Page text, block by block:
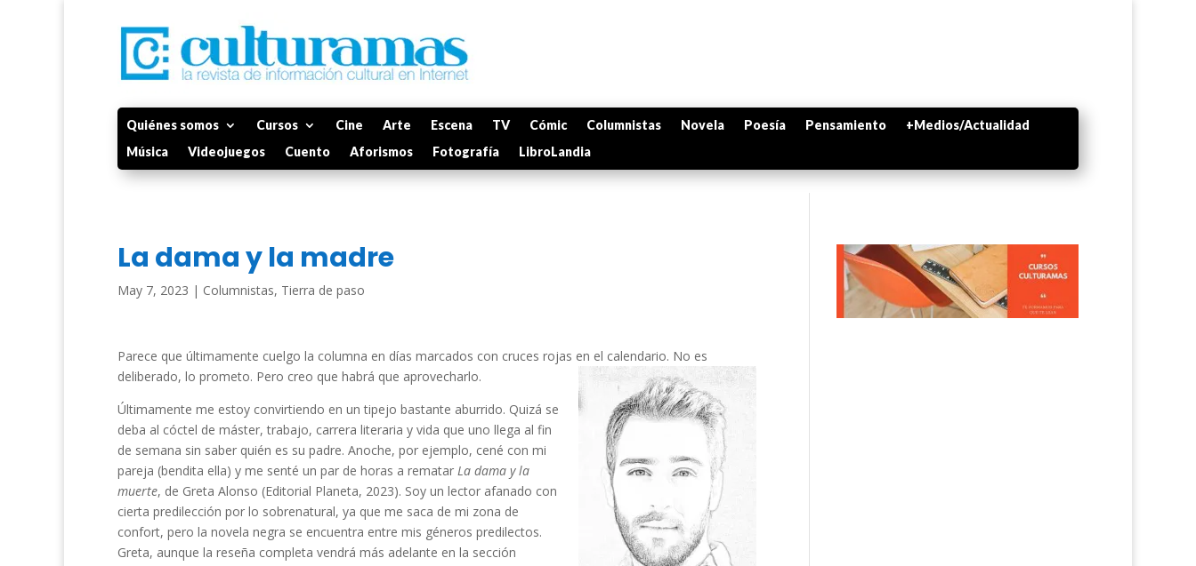
Quiénes somos Cursos Cine Arte Escena TV Cómic Columnistas Novela Poesía Pensamiento
+Medios/Actualidad
Música
Videojuegos Cuento Aforismos Fotografía LibroLandia
La dama y la madre
May 7, 2023 | Columnistas, Tierra de paso
Parece que últimamente cuelgo la columna en días marcados con cruces rojas en el calendario. No es
deliberado, lo prometo. Pero creo que habrá que aprovecharlo.
Últimamente me estoy convirtiendo en un tipejo bastante aburrido. Quizá se
deba al cóctel de máster, trabajo, carrera literaria y vida que uno llega al fin
de semana sin saber quién es su padre. Anoche, por ejemplo, cené con mi
pareja (bendita ella) y me senté un par de horas a rematar La dama y la
muerte, de Greta Alonso (Editorial Planeta, 2023). Soy un lector afanado con
cierta predilección por lo sobrenatural, ya que me saca de mi zona de
confort, pero la novela negra se encuentra entre mis géneros predilectos.
Greta, aunque la reseña completa vendrá más adelante en la sección